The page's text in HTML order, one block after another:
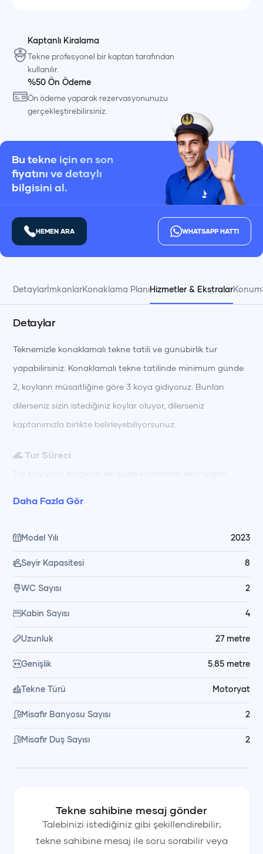
Kaptanlı Kiralama
Tekne profesyonel bir kaptan tarafından
kullanılır.
%50 Ön Ödeme
Ön ödeme yaparak rezervasyonunuzu
gerçekleştirebilirsiniz.
Bu tekne için en son
fiyatını ve detaylı
bilgisini al.
HEMEN ARA WHATSAPP HATTI
DetaylarİmkanlarKonaklama PlanıHizmetler & EkstralarKonum
Detaylar
Teknemizle konaklamalı tekne tatili ve günübirlik tur
yapabilirsiniz. Konaklamalı tekne tatilinde minimum günde
2, koyların müsaitliğine göre 3 koya gidiyoruz. Bunları
dilerseniz sizin istediğiniz koylar oluyor, dilerseniz
kaptanımızla birlikte belirleyebiliyorsunuz.
🌊 Tur Süreci
edilir. Akşam saatlerinde gün batımı manzarası eşliğinde
keyifli vakit geçirir, gece denize girme ve yıldızları izleyerek
tarafından yapılır. Kumanya ve yemek malzemeleri kiralama
bedeline dahil değildir; dilerseniz alışverişi kendiniz yapabilir,
edebilirsiniz.
Fiyata kaptan, yemek ve servis personeli, yakıt ve son
Daha Fazla Gör
Model Yılı 2023
Seyir Kapasitesi 8
WC Sayısı 2
Kabin Sayısı 4
Uzunluk 27 metre
Genişlik 5.85 metre
Tekne Türü Motoryat
Misafir Banyosu Sayısı 2
Misafir Duş Sayısı 2
Tekne sahibine mesaj gönder
Talebinizi istediğiniz gibi şekillendirebilir;
tekne sahibine mesaj ile soru sorabilir veya